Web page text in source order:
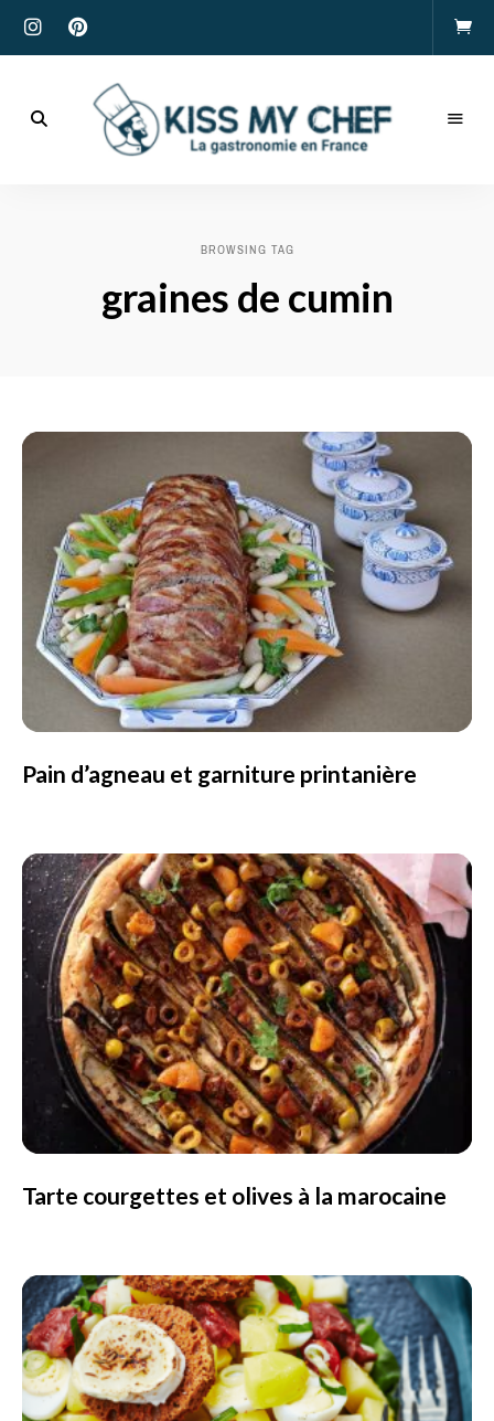
BROWSING TAG
graines de cumin
Pain d’agneau et garniture printanière
Tarte courgettes et olives à la marocaine